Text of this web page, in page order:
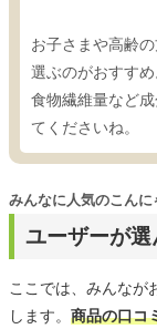
お子さまや高齢
選ぶのがおすす
食物繊維量など
てくださいね。
ユーザーが
みんなに人気のこん
ここでは、みんなが
します。 商品の口コ